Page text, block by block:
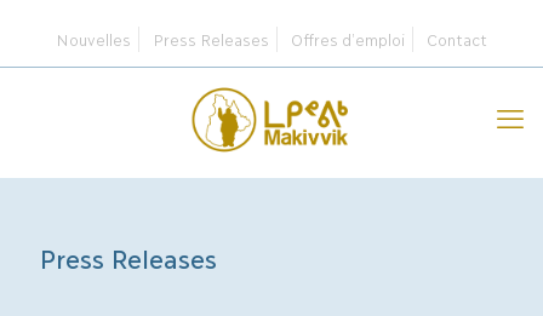
Nouvelles Press Releases Offres d’emploi Contact
Press Releases